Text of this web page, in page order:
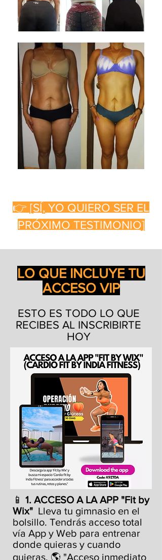
👉 [SÍ, YO QUIERO SER EL
PRÓXIMO TESTIMONIO]
LO QUE INCLUYE TU
ACCESO VIP
ESTO ES TODO LO QUE
RECIBES AL INSCRIBIRTE
HOY
📱 1. ACCESO A LA APP "Fit by
Wix" Lleva tu gimnasio en el
bolsillo. Tendrás acceso total
vía App y Web para entrenar
donde quieras y cuando
quieras. 🌎 "Acceso inmediato